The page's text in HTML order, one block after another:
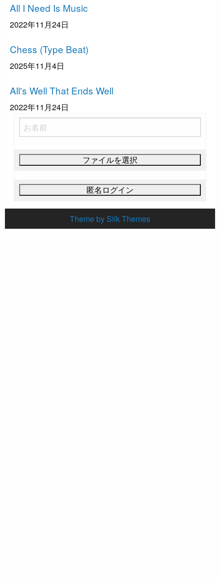
ョ
ン
All I Need Is Music
2022年11月24日
Chess (Type Beat)
2025年11月4日
All's Well That Ends Well
2022年11月24日
Theme by Silk Themes